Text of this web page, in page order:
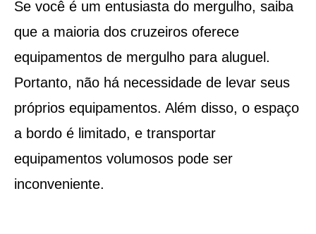
Se você é um entusiasta do mergulho, saiba
que a maioria dos cruzeiros oferece
equipamentos de mergulho para aluguel.
Portanto, não há necessidade de levar seus
próprios equipamentos. Além disso, o espaço
a bordo é limitado, e transportar
equipamentos volumosos pode ser
inconveniente.